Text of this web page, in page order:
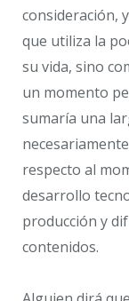
consideración,
que utiliza la
su vida, sino
un momento
sumaría una
respecto al
desarrollo
producción y
contenidos.